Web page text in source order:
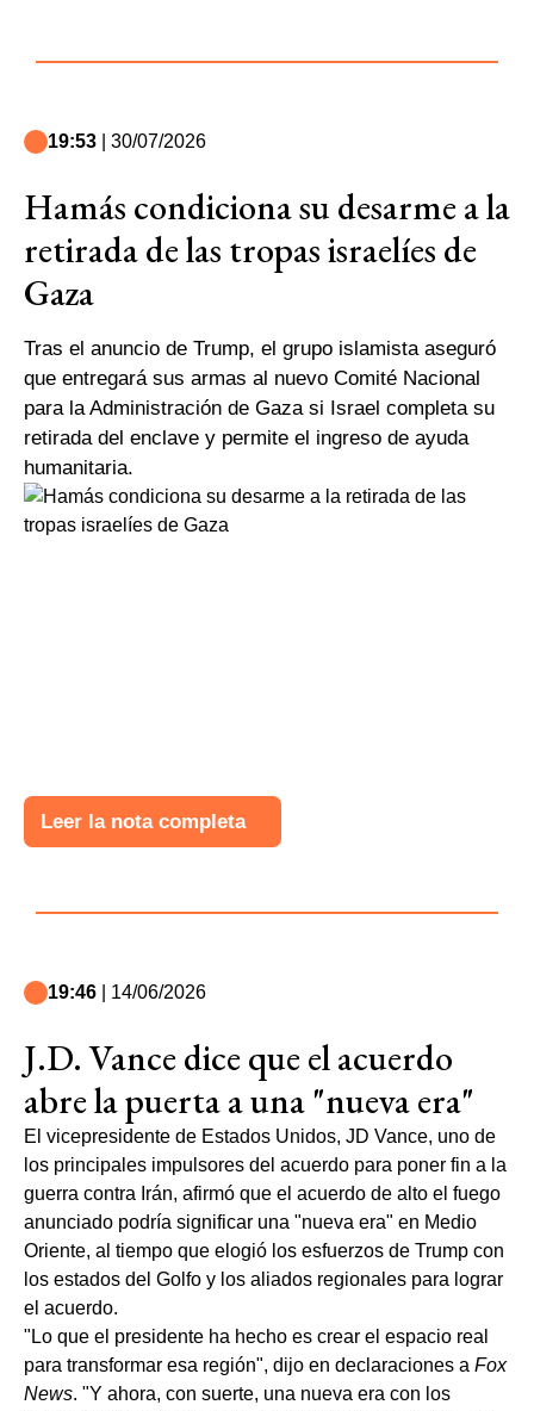
19:53 | 30/07/2026
Hamás condiciona su desarme a la
retirada de las tropas israelíes de
Gaza
Tras el anuncio de Trump, el grupo islamista aseguró
que entregará sus armas al nuevo Comité Nacional
para la Administración de Gaza si Israel completa su
retirada del enclave y permite el ingreso de ayuda
humanitaria.
Leer la nota completa
19:46 | 14/06/2026
J.D. Vance dice que el acuerdo
abre la puerta a una "nueva era"
El vicepresidente de Estados Unidos, JD Vance, uno de
los principales impulsores del acuerdo para poner fin a la
guerra contra Irán, afirmó que el acuerdo de alto el fuego
anunciado podría significar una "nueva era" en Medio
Oriente, al tiempo que elogió los esfuerzos de Trump con
los estados del Golfo y los aliados regionales para lograr
el acuerdo.
"Lo que el presidente ha hecho es crear el espacio real
para transformar esa región", dijo en declaraciones a Fox
News. "Y ahora, con suerte, una nueva era con los